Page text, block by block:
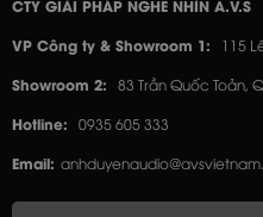
CTY GIẢI PHÁP NGHE NHÌN A.V.S
VP Công ty & Showroom 1: 115
Showroom 2: 83 Trần Quốc Toản,
Hotline: 0935 605 333
Email: